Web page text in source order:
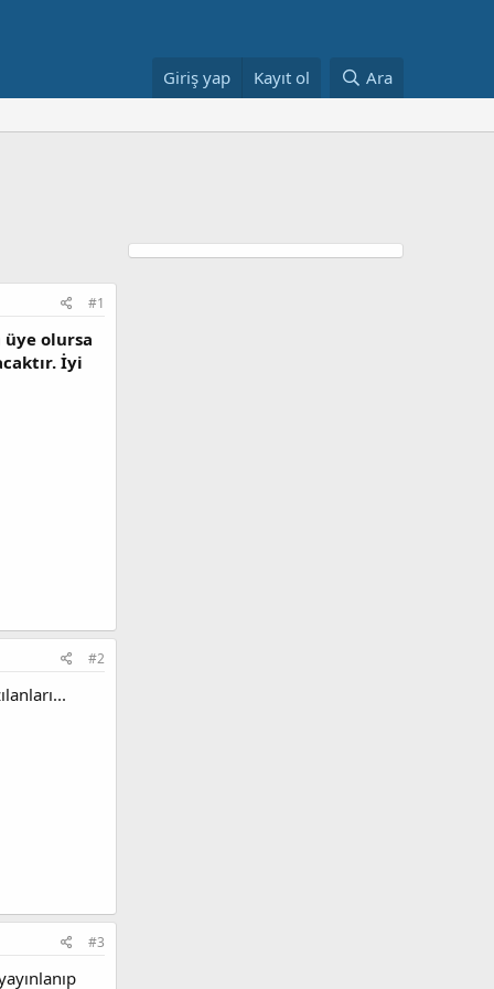
Giriş yap Kayıt ol Ara
#1
olursa
İyi
#2
#3